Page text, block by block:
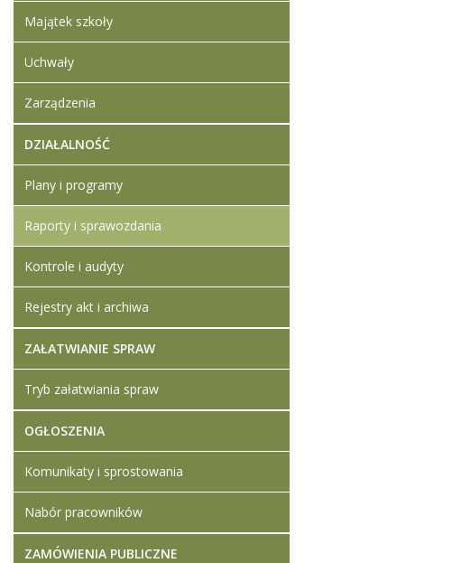
Majątek szkoły
Uchwały
Zarządzenia
DZIAŁALNOŚĆ
Plany i programy
Raporty i sprawozdania
Kontrole i audyty
Rejestry akt i archiwa
ZAŁATWIANIE SPRAW
Tryb załatwiania spraw
OGŁOSZENIA
Komunikaty i sprostowania
Nabór pracowników
ZAMÓWIENIA PUBLICZNE